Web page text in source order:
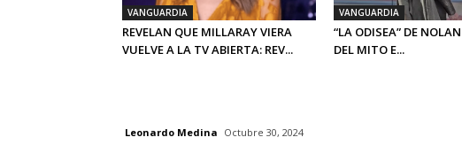
VANGUARDIA
REVELAN QUE MILLARAY VIERA
VUELVE A LA TV ABIERTA: REV...
VANGUARDIA
“LA ODISEA” DE
DEL MITO E...
Leonardo Medina Octubre 30, 2024